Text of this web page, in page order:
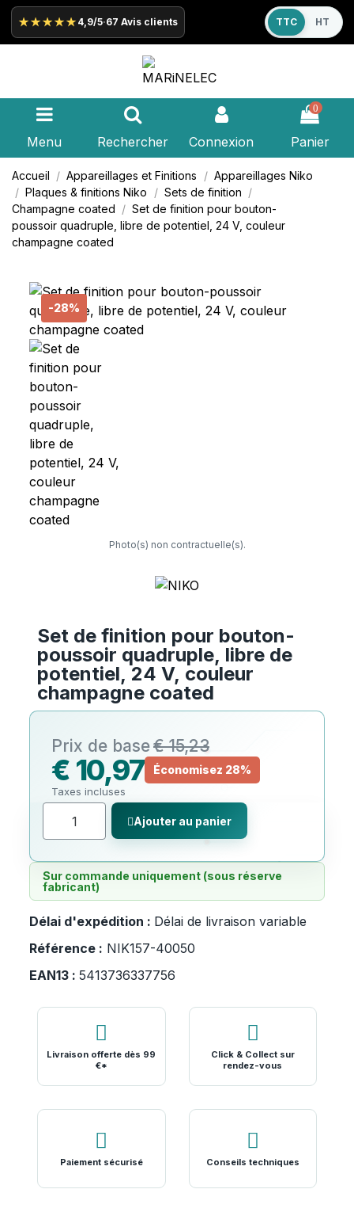
★★★★★ 4,9/5·67 Avis clients TTC HT
Menu Rechercher Connexion
0
Panier
Accueil Appareillages et Finitions Appareillages Niko
Plaques & finitionsNiko
Sets de finition
Champagne coated
Set de finition pour bouton-
poussoir quadruple, libre de potentiel, 24 V, couleur
champagne coated
-28%
Photo(s) non contractuelle(s).
Set de finition pour bouton-
poussoir quadruple, libre de
potentiel, 24 V, couleur
champagne coated
€ 15,23
€ 10,97 Économisez 28%
Taxes incluses
Ajouter au panier
Sur commande uniquement (sous réserve
fabricant)
Délai d'expédition : Délai de livraison variable
Référence : NIK157-40050
EAN13 : 5413736337756
Livraison offerte dès 99
€*
Click & Collect sur
rendez-vous
Paiement sécurisé Conseils techniques